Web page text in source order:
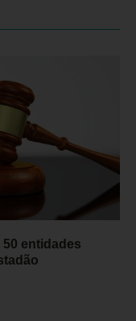
50 entidades